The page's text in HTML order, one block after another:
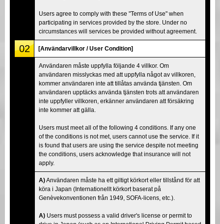
Users agree to comply with these "Terms of Use" when
participating in services provided by the store. Under no
circumstances will services be provided without agreement.
02 [Användarvillkor / User Condition]
Användaren måste uppfylla följande 4 villkor. Om
användaren misslyckas med att uppfylla något av villkoren,
kommer användaren inte att tillåtas använda tjänsten. Om
användaren upptäcks använda tjänsten trots att användaren
inte uppfyller villkoren, erkänner användaren att försäkring
inte kommer att gälla.
Users must meet all of the following 4 conditions. If any one
of the conditions is not met, users cannot use the service. If it
is found that users are using the service despite not meeting
the conditions, users acknowledge that insurance will not
apply.
A)Användaren måste ha ett giltigt körkort eller tillstånd för att
köra i Japan (Internationellt körkort baserat på
Genèvekonventionen från 1949, SOFA-licens, etc.).
A) Users must possess a valid driver's license or permit to